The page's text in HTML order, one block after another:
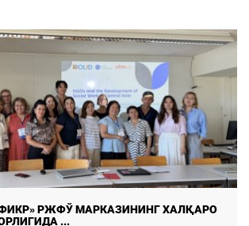
САМАРАЛИ АМАЛИЁТ МАЛАКАЛИ КАДРЛАР
ТАЙЁРЛАШНИНГ МУҲИМ ОМИЛИ